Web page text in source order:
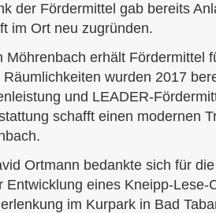
der Fördermittel gab bereits
im Ort neu zugründen.
Möhrenbach erhält Fördermittel
wurden 2017
und LEADER-
schafft einen modernen
Ortmann bedankte sich für
Entwicklung eines Kneipp-Lese-
im Kurpark in Bad